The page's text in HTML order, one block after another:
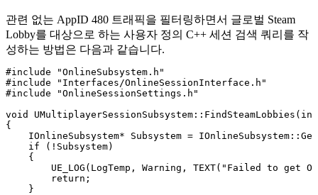
관련 없는 AppID 480 트래픽을 필터링하면서 글로벌 Steam
Lobby를 대상으로 하는 사용자 정의 C++ 세션 검색 쿼리를 작
성하는 방법은 다음과 같습니다.
#include "OnlineSubsystem.h"
#include "Interfaces/OnlineSessionInterface.h"
#include "OnlineSessionSettings.h"
void
{
IOnlineSubsystem* Subsystem =
    if (!Subsystem)
    {
UE_LOG(LogTemp, Warning, TEXT("Failed to get
        return;
    }